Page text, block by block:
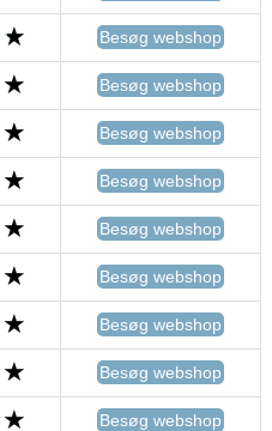
Besøg webshop
Besøg webshop
Besøg webshop
Besøg webshop
Besøg webshop
Besøg webshop
Besøg webshop
Besøg webshop
Besøg webshop